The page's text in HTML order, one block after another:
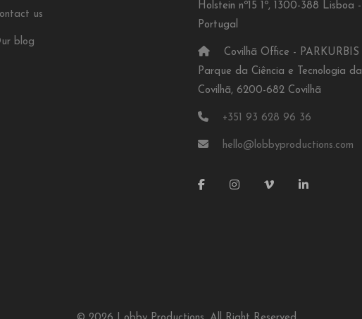
us
blog
Holstein nº15 1º, 1300-388 Lisboa -
Portugal
Covilhã Office - PARKURBIS
Parque da Ciência e Tecnologia da
Covilhã, 6200-682 Covilhã
+351 93 628 96 36
hello@lobbyproductions.com